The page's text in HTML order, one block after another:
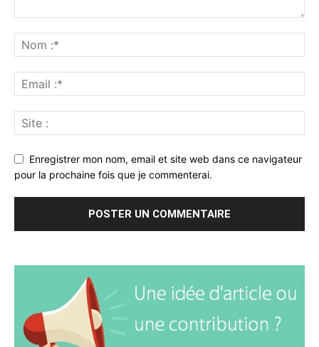
Enregistrer mon nom, email et site web dans ce navigateur
pour la prochaine fois que je commenterai.